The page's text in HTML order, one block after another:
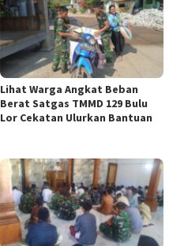
Lihat Warga Angkat Beban
Berat Satgas TMMD 129 Bulu
Lor Cekatan Ulurkan Bantuan